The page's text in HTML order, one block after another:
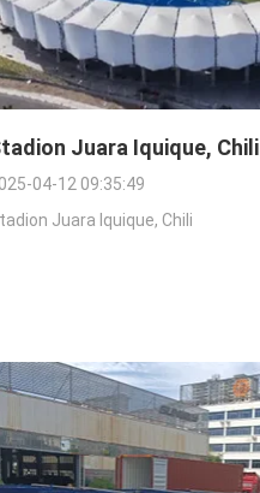
Juara Iquique, Chili
04-12 09:35:49
Juara Iquique, Chili